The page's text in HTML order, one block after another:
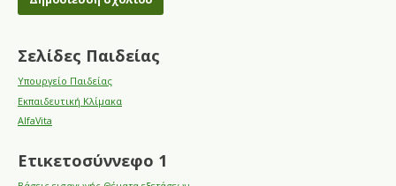
Σελίδες Παιδείας
Υπουργείο Παιδείας
Εκπαιδευτική Κλίμακα
AlfaVita
Ετικετοσύννεφο 1